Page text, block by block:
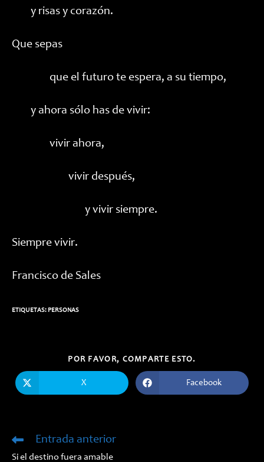
y risas y corazón.
Que sepas
que el futuro te espera, a su tiempo,
y ahora sólo has de vivir:
vivir ahora,
vivir después,
y vivir siempre.
Siempre vivir.
Francisco de Sales
ETIQUETAS: PERSONAS
POR FAVOR, COMPARTE ESTO.
CONTENIDO
abre
X
Se
abre
Facebook
Leer
Entrada anterior
Si el destino fuera amable